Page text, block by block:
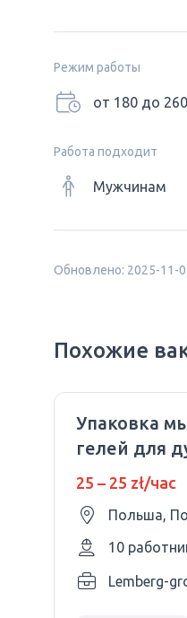
Режим работы
от 180 до
Работа подходит
Мужчинам
Обновлено: 2025-11-
Похожие
Упаковка
гелей для
25 – 25 zł/час
Польша,
10
Lemberg-